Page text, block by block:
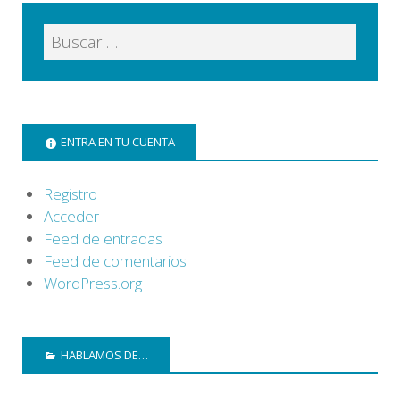
ENTRA EN TU CUENTA
Registro
Acceder
Feed de entradas
Feed de comentarios
WordPress.org
HABLAMOS DE…